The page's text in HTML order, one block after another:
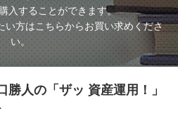
入することができます。
い方はこちらからお買い求めくださ
い。
勝人の「ザッ 資産運用！」